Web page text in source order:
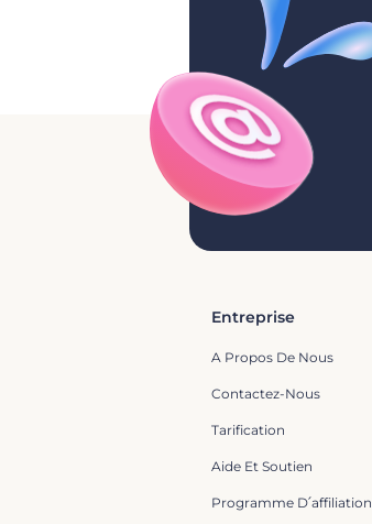
Entreprise
A Propos De Nous
Contactez-Nous
Tarification
Aide Et Soutien
Programme D՛affiliation